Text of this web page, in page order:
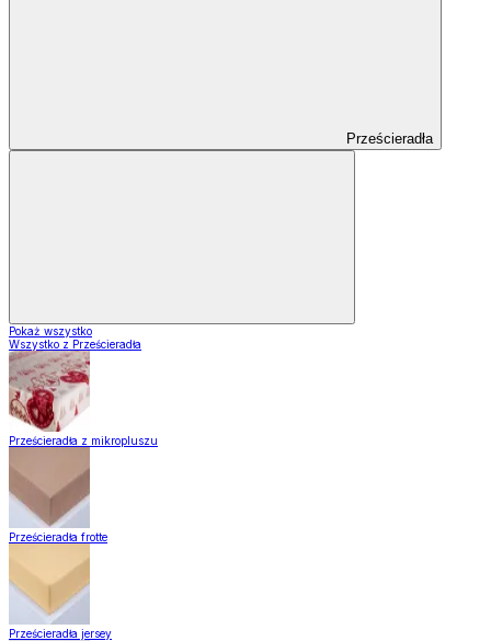
Prześcieradła
Pokaż wszystko
Wszystko z Prześcieradła
Prześcieradła z mikropluszu
Prześcieradła frotte
Prześcieradła jersey